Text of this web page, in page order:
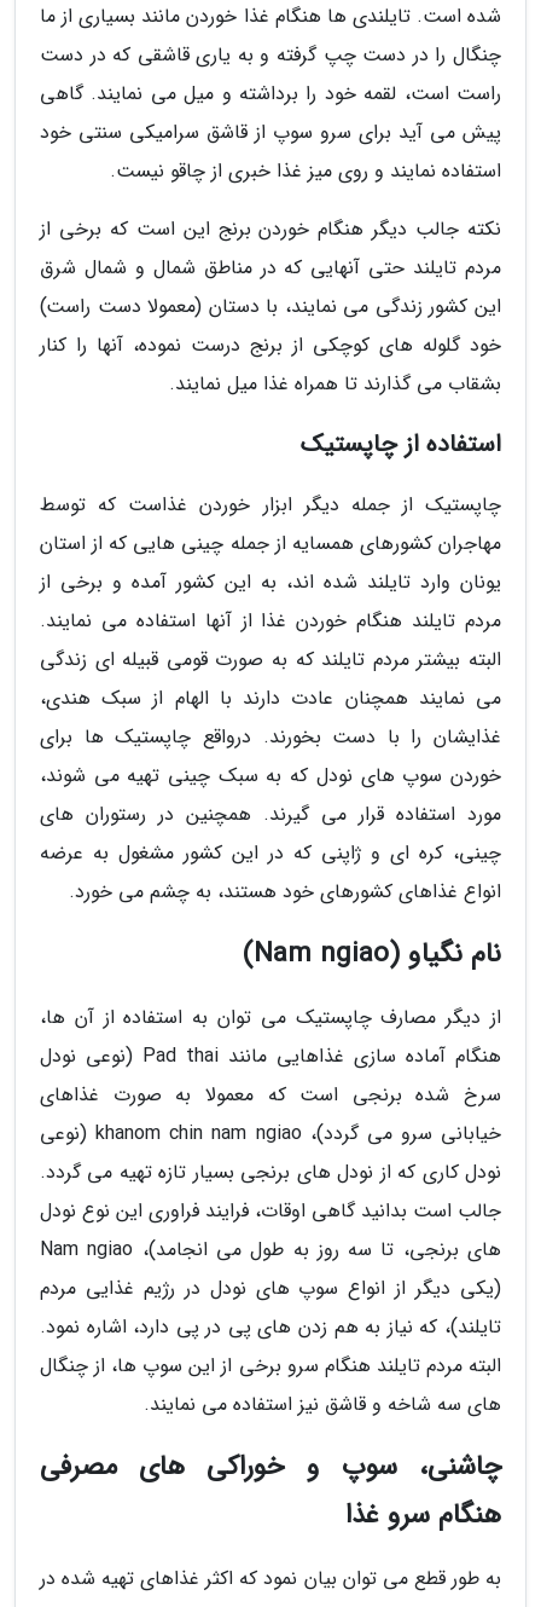
شده است. تایلندی ها هنگام غذا خوردن مانند بسیاری از ما
چنگال را در دست چپ گرفته و به یاری قاشقی که در دست
راست است، لقمه خود را برداشته و میل می نمایند. گاهی
پیش می آید برای سرو سوپ از قاشق سرامیکی سنتی خود
استفاده نمایند و روی میز غذا خبری از چاقو نیست.
نکته جالب دیگر هنگام خوردن برنج این است که برخی از
مردم تایلند حتی آنهایی که در مناطق شمال و شمال شرق
این کشور زندگی می نمایند، با دستان (معمولا دست راست)
خود گلوله های کوچکی از برنج درست نموده، آنها را کنار
بشقاب می گذارند تا همراه غذا میل نمایند.
استفاده از چاپستیک
چاپستیک از جمله دیگر ابزار خوردن غذاست که توسط
مهاجران کشورهای همسایه از جمله چینی هایی که از استان
یونان وارد تایلند شده اند، به این کشور آمده و برخی از
مردم تایلند هنگام خوردن غذا از آنها استفاده می نمایند.
البته بیشتر مردم تایلند که به صورت قومی قبیله ای زندگی
می نمایند همچنان عادت دارند با الهام از سبک هندی،
غذایشان را با دست بخورند. درواقع چاپستیک ها برای
خوردن سوپ های نودل که به سبک چینی تهیه می شوند،
مورد استفاده قرار می گیرند. همچنین در رستوران های
چینی، کره ای و ژاپنی که در این کشور مشغول به عرضه
انواع غذاهای کشورهای خود هستند، به چشم می خورد.
نام نگیاو (Nam ngiao)
از دیگر مصارف چاپستیک می توان به استفاده از آن ها،
هنگام آماده سازی غذاهایی مانند Pad thai (نوعی نودل
سرخ شده برنجی است که معمولا به صورت غذاهای
خیابانی سرو می گردد)، khanom chin nam ngiao (نوعی
نودل کاری که از نودل های برنجی بسیار تازه تهیه می گردد.
جالب است بدانید گاهی اوقات، فرایند فراوری این نوع نودل
های برنجی، تا سه روز به طول می انجامد)، Nam ngiao
(یکی دیگر از انواع سوپ های نودل در رژیم غذایی مردم
تایلند)، که نیاز به هم زدن های پی در پی دارد، اشاره نمود.
البته مردم تایلند هنگام سرو برخی از این سوپ ها، از چنگال
های سه شاخه و قاشق نیز استفاده می نمایند.
چاشنی، سوپ و خوراکی های مصرفی
هنگام سرو غذا
به طور قطع می توان بیان نمود که اکثر غذاهای تهیه شده در